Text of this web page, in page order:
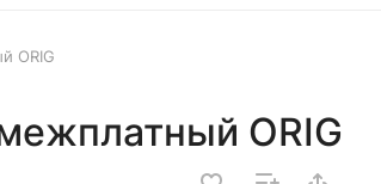
ORIG
ORIG